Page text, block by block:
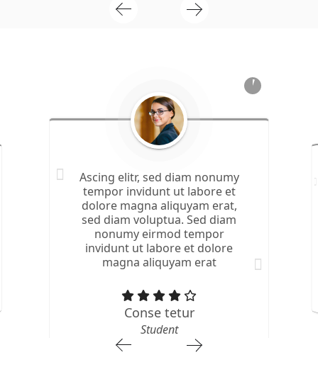
Ascing elitr, sed diam nonumy
tempor invidunt ut labore et
dolore magna aliquyam erat,
sed diam voluptua. Sed diam
nonumy eirmod tempor
invidunt ut labore et dolore
magna aliquyam erat
Conse tetur
Student